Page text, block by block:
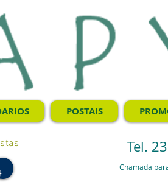
POSTAIS
Tel.
Chamada